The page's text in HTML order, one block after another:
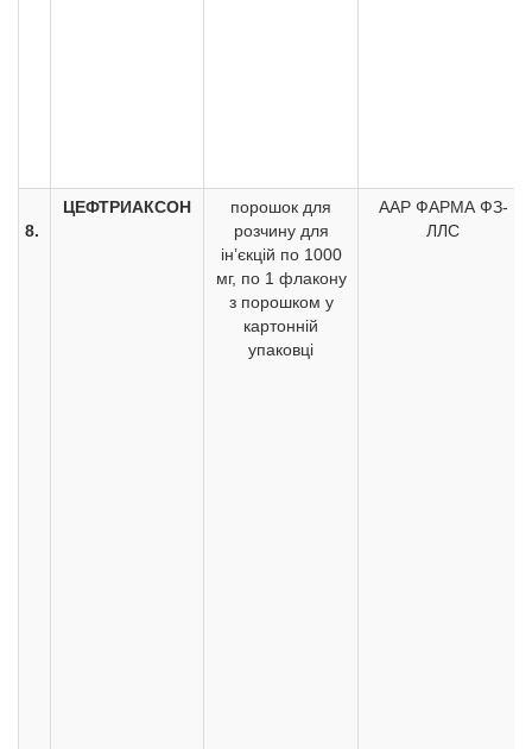
8.
ЦЕФТРИАКСОН
порошок для
розчину для
ін’єкцій по 1000
мг, по 1 флакону
з порошком у
картонній
упаковці
ААР ФАРМА ФЗ-
ЛЛС